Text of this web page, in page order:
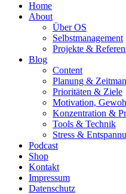
Home
About
Über OS
Selbstmanagement
Projekte &
Blog
Content
Planung &
Prioritäten & Ziele
Motivation,
Konzentration &
Tools & Technik
Stress &
Podcast
Shop
Kontakt
Impressum
Datenschutz